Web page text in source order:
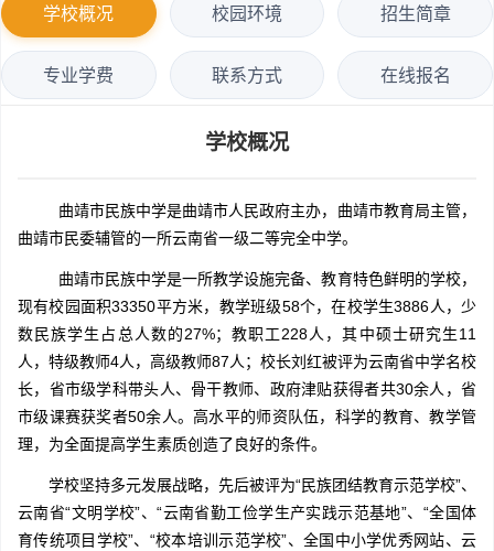
学校概况 校园环境 招生简章
专业学费 联系方式 在线报名
学校概况
曲靖市民族中学是曲靖市人民政府主办，曲靖市教育局主管，
曲靖市民委辅管的一所云南省一级二等完全中学。
曲靖市民族中学是一所教学设施完备、教育特色鲜明的学校，
现有校园面积33350平方米，教学班级58个，在校学生3886人，少
数民族学生占总人数的27%；教职工228人，其中硕士研究生11
人，特级教师4人，高级教师87人；校长刘红被评为云南省中学名校
长，省市级学科带头人、骨干教师、政府津贴获得者共30余人，省
市级课赛获奖者50余人。高水平的师资队伍，科学的教育、教学管
理，为全面提高学生素质创造了良好的条件。
学校坚持多元发展战略，先后被评为“民族团结教育示范学校”、
云南省“文明学校”、“云南省勤工俭学生产实践示范基地”、“全国体
育传统项目学校”、“校本培训示范学校”、全国中小学优秀网站、云